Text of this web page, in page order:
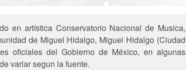
en artística Conservatorio Nacional de Musica,
de Miguel Hidalgo, Miguel Hidalgo (Ciudad
oficiales del Gobierno de México, en algunas
variar segun la fuente.